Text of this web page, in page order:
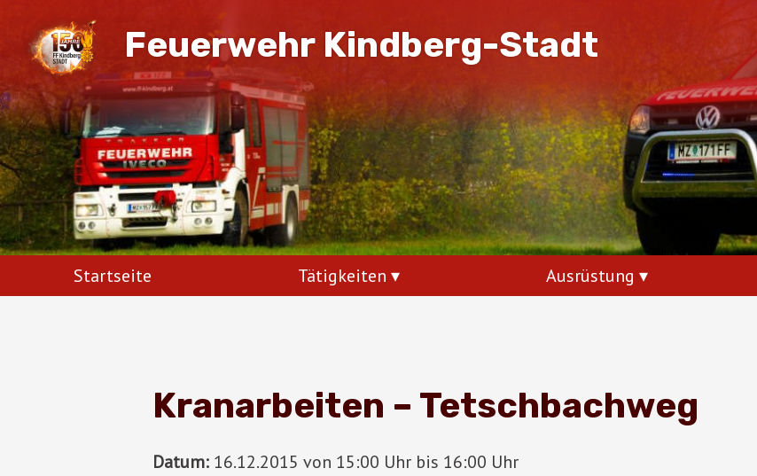
Feuerwehr Kindberg-Stadt
Startseite Tätigkeiten Ausrüstung
Kranarbeiten – Tetschbachweg
Datum: 16.12.2015 von 15:00 Uhr bis 16:00 Uhr